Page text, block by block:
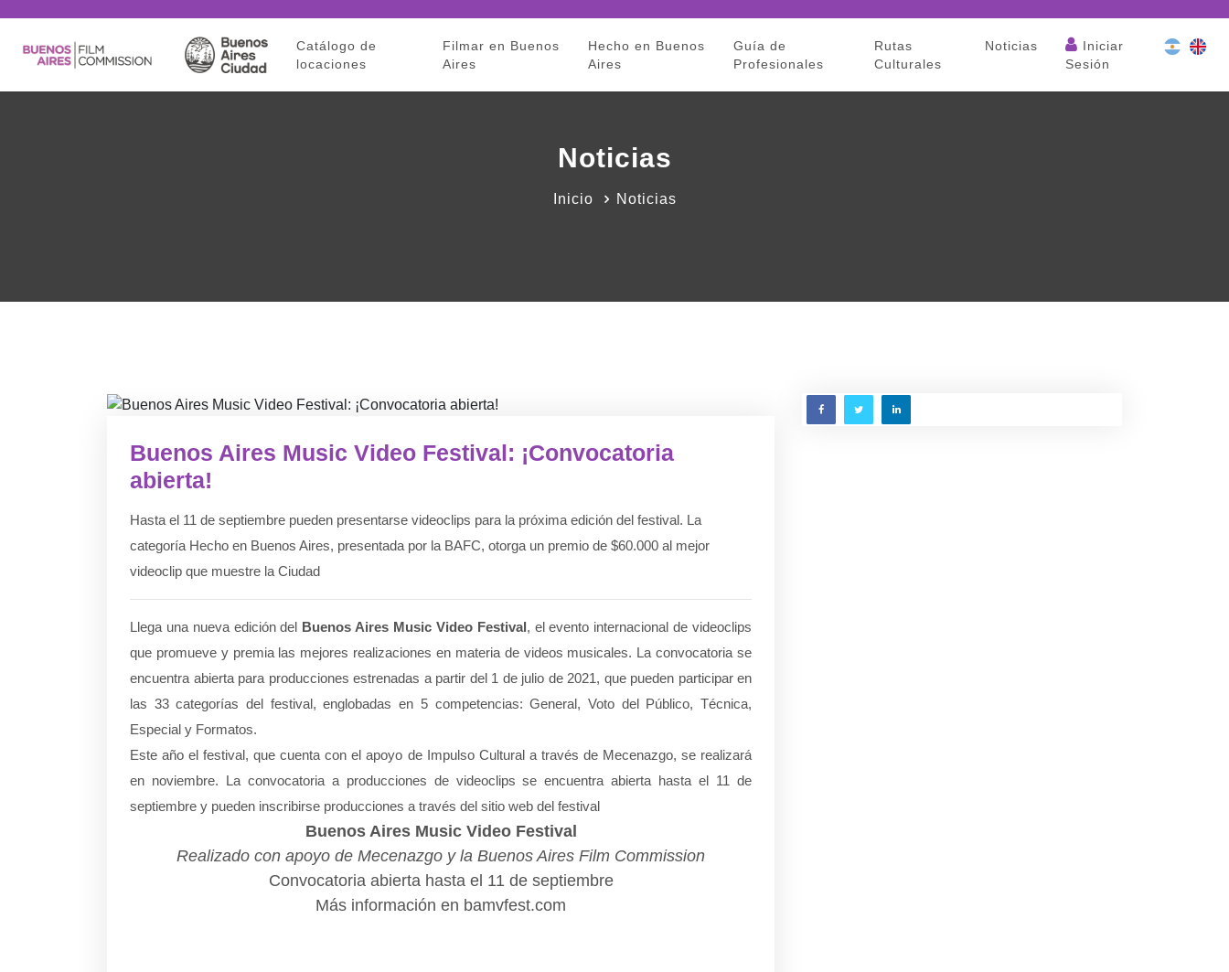
Catálogo de
locaciones
Filmar en Buenos
Aires
Hecho en Buenos
Aires
Guía de
Profesionales
Rutas
Culturales
Noticias
Iniciar
Sesión
Noticias
Inicio Noticias
Buenos Aires Music Video Festival: ¡Convocatoria
abierta!
Hasta el 11 de septiembre pueden presentarse videoclips para la próxima edición del festival. La
categoría Hecho en Buenos Aires, presentada por la BAFC, otorga un premio de $60.000 al mejor
videoclip que muestre la Ciudad
Llega una nueva edición del Buenos Aires Music Video Festival, el evento internacional de videoclips
que promueve y premia las mejores realizaciones en materia de videos musicales. La convocatoria se
encuentra abierta para producciones estrenadas a partir del 1 de julio de 2021, que pueden participar en
las 33 categorías del festival, englobadas en 5 competencias: General, Voto del Público, Técnica,
Especial y Formatos.
Este año el festival, que cuenta con el apoyo de Impulso Cultural a través de Mecenazgo, se realizará
en noviembre. La convocatoria a producciones de videoclips se encuentra abierta hasta el 11 de
septiembre y pueden inscribirse producciones a través del sitio web del festival
Buenos Aires Music Video Festival
Realizado con apoyo de Mecenazgo y la Buenos Aires Film Commission
Convocatoria abierta hasta el 11 de septiembre
Más información en bamvfest.com